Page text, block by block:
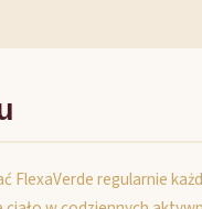
FlexaVerde regularnie